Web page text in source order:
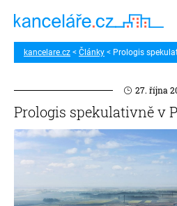
kancelare.cz Články Prologis
27. října
Prologis spekulativně v